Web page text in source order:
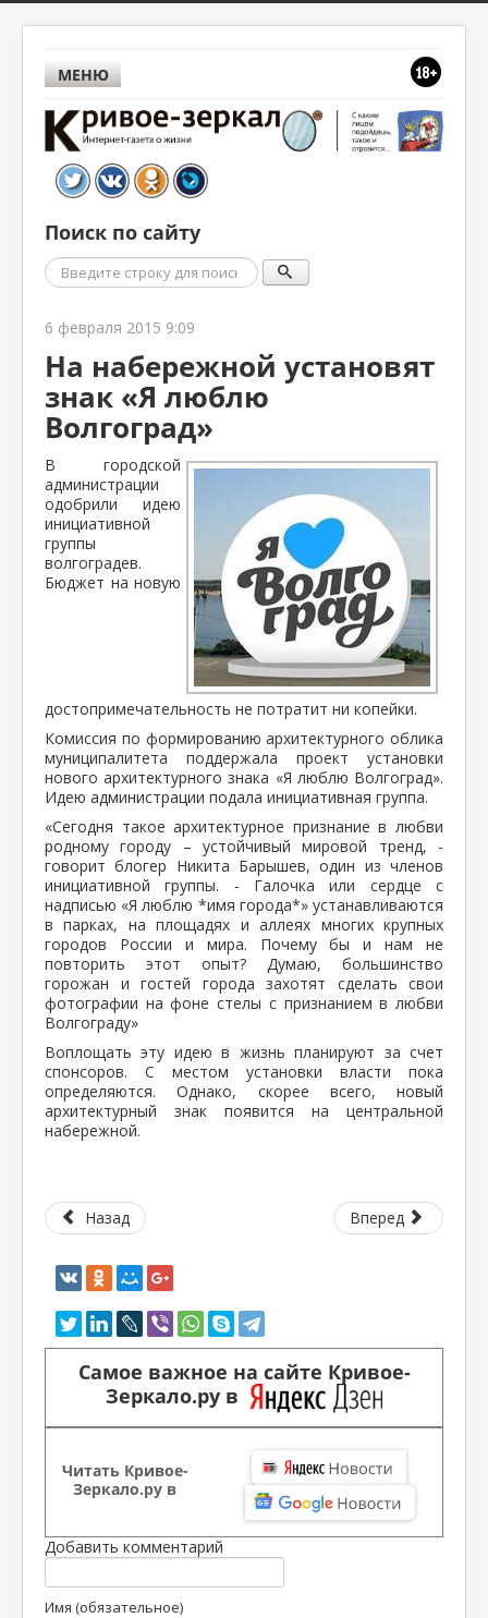
МЕНЮ
Поиск по сайту
Поиск
6 февраля 2015 9:09
На набережной установят
знак «Я люблю
Волгоград»
В городской
администрации
одобрили идею
инициативной
группы
волгоградев.
Бюджет на новую
достопримечательность не потратит ни копейки.
Комиссия по формированию архитектурного облика
муниципалитета поддержала проект установки
нового архитектурного знака «Я люблю Волгоград».
Идею администрации подала инициативная группа.
«Сегодня такое архитектурное признание в любви
родному городу – устойчивый мировой тренд, -
говорит блогер Никита Барышев, один из членов
инициативной группы. - Галочка или сердце с
надписью «Я люблю *имя города*» устанавливаются
в парках, на площадях и аллеях многих крупных
городов России и мира. Почему бы и нам не
повторить этот опыт? Думаю, большинство
горожан и гостей города захотят сделать свои
фотографии на фоне стелы с признанием в любви
Волгограду»
Воплощать эту идею в жизнь планируют за счет
спонсоров. С местом установки власти пока
определяются. Однако, скорее всего, новый
архитектурный знак появится на центральной
набережной.
Назад Вперед
Самое важное на сайте Кривое-
Зеркало.ру в
Читать Кривое-
Зеркало.ру в
Добавить комментарий
Имя (обязательное)